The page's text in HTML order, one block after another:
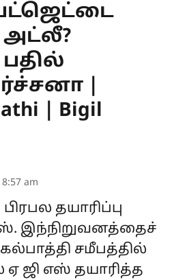
பட்ஜெட்டை
அட்லீ?
|
| Bigil
am
தயாரிப்பு
இந்நிறுவனத்தைச்
சமீபத்தில்
ஏ ஜி எஸ் தயாரித்த